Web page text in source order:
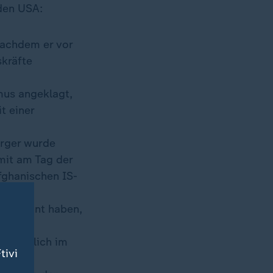
USA:
er vor
angeklagt,
einer
wurde
am Tag der
IS-
geplant haben,
im